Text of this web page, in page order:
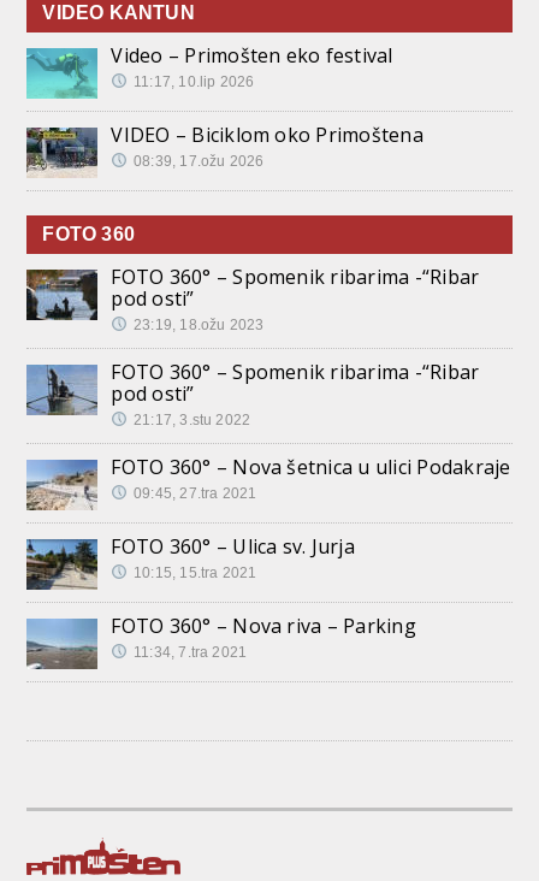
VIDEO KANTUN
Video – Primošten eko festival
11:17, 10.lip 2026
VIDEO – Biciklom oko Primoštena
08:39, 17.ožu 2026
FOTO 360
FOTO 360° – Spomenik ribarima -“Ribar
pod osti”
23:19, 18.ožu 2023
FOTO 360° – Spomenik ribarima -“Ribar
pod osti”
21:17, 3.stu 2022
FOTO 360° – Nova šetnica u ulici Podakraje
09:45, 27.tra 2021
FOTO 360° – Ulica sv. Jurja
10:15, 15.tra 2021
FOTO 360° – Nova riva – Parking
11:34, 7.tra 2021